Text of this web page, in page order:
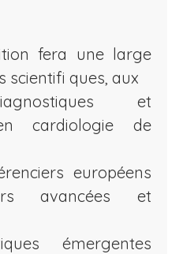
fera une large
scientifi ques, aux
et
cardiologie de
européens
avancées et
émergentes